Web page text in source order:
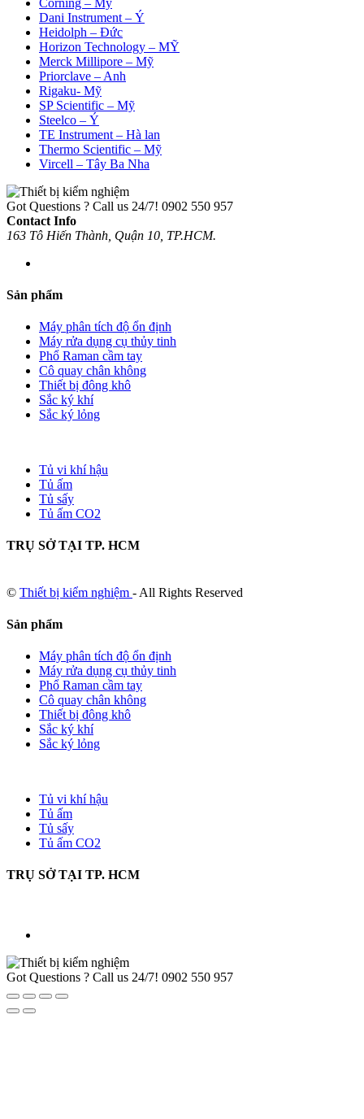
Dani Instrument – Ý
Heidolph – Đức
Horizon Technology – MỸ
Merck Millipore – Mỹ
Priorclave – Anh
Rigaku- Mỹ
SP Scientific – Mỹ
Steelco – Ý
TE Instrument – Hà lan
Thermo Scientific – Mỹ
Vircell – Tây Ba Nha
Got Questions ? Call us 24/7! 0902 550 957
Contact Info
163 Tô Hiến Thành, Quận 10, TP.HCM.
Sản phẩm
Máy phân tích độ ổn định
Máy rửa dụng cụ thủy tinh
Phổ Raman cầm tay
Cô quay chân không
Thiết bị đông khô
Sắc ký khí
Sắc ký lỏng
Tủ vi khí hậu
Tủ ấm
Tủ sấy
Tủ ấm CO2
TRỤ SỞ TẠI TP. HCM
© Thiết bị kiểm nghiệm - All Rights Reserved
Sản phẩm
Máy phân tích độ ổn định
Máy rửa dụng cụ thủy tinh
Phổ Raman cầm tay
Cô quay chân không
Thiết bị đông khô
Sắc ký khí
Sắc ký lỏng
Tủ vi khí hậu
Tủ ấm
Tủ sấy
Tủ ấm CO2
TRỤ SỞ TẠI TP. HCM
Got Questions ? Call us 24/7! 0902 550 957